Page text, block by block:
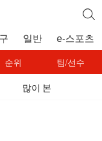
일반 e-스포츠
순위 팀/선수
많이 본